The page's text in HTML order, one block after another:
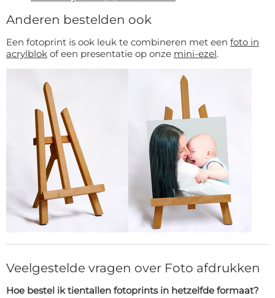
Anderen bestelden ook
Een fotoprint is ook leuk te combineren met een foto in
acrylblok of een presentatie op onze mini-ezel.
Veelgestelde vragen over Foto afdrukken
Hoe bestel ik tientallen fotoprints in hetzelfde formaat?